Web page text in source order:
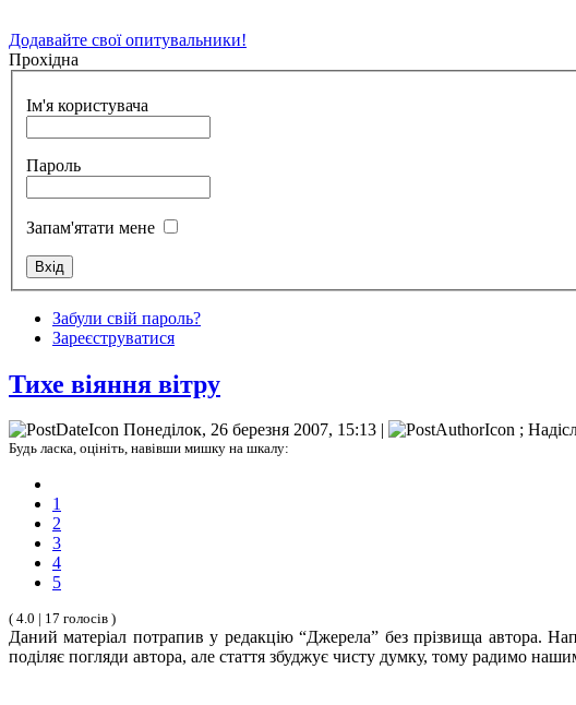
Додавайте свої опитувальники!
Прохідна
Ім'я користувача
Пароль
Запам'ятати мене
Забули свій пароль?
Зареєструватися
Тихе віяння вітру
Понеділок, 26 березня 2007, 15:13 | ;
Будь ласка, оцініть, навівши мишку на шкалу:
1
2
3
4
5
( 4.0 | 17 голосів )
Даний матеріал потрапив у редакцію “Джерела” без прізвища автора.
поділяє погляди автора, але стаття збуджує чисту думку, тому радимо